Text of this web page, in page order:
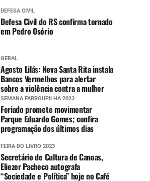
DEFESA CIVIL
Defesa Civil do RS confirma tornado
em Pedro Osório
GERAL
Agosto Lilás: Nova Santa Rita instala
Bancos Vermelhos para alertar
sobre a violência contra a mulher
SEMANA FARROUPILHA 2023
Feriado promete movimentar
Parque Eduardo Gomes; confira
programação dos últimos dias
FEIRA DO LIVRO 2023
Secretário de Cultura de Canoas,
Eliezer Pacheco autografa
“Sociedade e Política” hoje no Café